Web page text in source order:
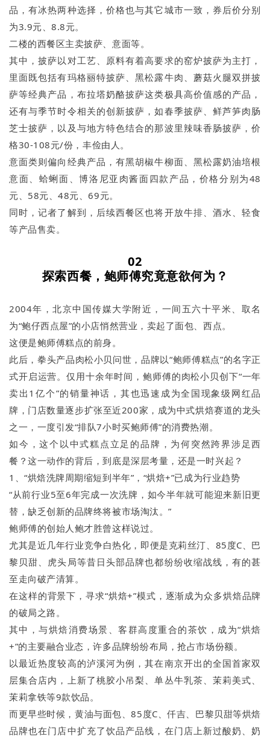
品，有冰热两种选择，价格也与其它城市一致，券后价分别
为3.9元、8.8元。
二楼的西餐区主卖披萨、意面等。
其中，披萨以对工艺、原料有着高要求的窑炉披萨为主打，
里面既包括有玛格丽特披萨、黑松露牛肉、蘑菇火腿双拼披
萨等经典产品，布拉塔奶酪披萨这类极具高价值感的产品，
还有与季节时令相关的创新披萨，如春季披萨、鲜芦笋肉肠
芝士披萨，以及与地方特色结合的那波里辣味香肠披萨，价
格30-108元/份，丰俭由人。
意面类则偏向经典产品，有黑胡椒牛柳面、黑松露奶油培根
意面、蛤蜊面、博洛尼亚肉酱面四款产品，价格分别为48
元、58元、48元、69元。
同时，记者了解到，后续西餐区也将开放牛排、酒水、轻食
等产品售卖。
02
探索西餐，鲍师傅究竟意欲何为？
2004年，北京中国传媒大学附近，一间五六十平米、取名
为“鲍仔西点屋”的小店悄然营业，卖起了面包、西点。
这便是鲍师傅糕点的前身。
此后，拳头产品肉松小贝问世，品牌以“鲍师傅糕点”的名字正
式开启运营。仅用十余年时间，鲍师傅的肉松小贝创下“一年
卖出1亿个”的销量神话，其也迅速成为全国现象级网红品
牌，门店数量逐步扩张至近200家，成为中式烘焙赛道的龙头
之一，一度引发“排队7小时买鲍师傅”的消费热潮。
如今，这个以中式糕点立足的品牌，为何突然跨界涉足西
餐？这一动作的背后，到底是深层考量，还是一时兴起？
1、“烘焙洗牌周期缩短到半年”，“烘焙+”已成为行业趋势
“从前行业5至6年完成一次洗牌，如今半年就可能迎来新旧更
替，缺乏创新的品牌终将被市场淘汰。”
鲍师傅的创始人鲍才胜曾这样说过。
尤其是近几年行业竞争白热化，即便是克莉丝汀、85度C、巴
黎贝甜、虎头局等昔日头部品牌也都纷纷收缩战线，有的甚
至走向破产清算。
在这样的背景下，寻求“烘焙+”模式，逐渐成为众多烘焙品牌
的破局之路。
其中，与烘焙消费场景、客群高度重合的茶饮，成为“烘焙
+”的主要融合业态，许多品牌纷纷布局，抢占市场份额。
以最近热度较高的泸溪河为例，其在南京开出的全国首家双
层集合店内，上新了桃胶小吊梨、单丛牛乳茶、茉莉美式、
茉莉拿铁等9款饮品。
而更早些时候，黄油与面包、85度C、仟吉、巴黎贝甜等烘焙
品牌也在门店中扩充了饮品产品线，在门店上新过酸奶、奶